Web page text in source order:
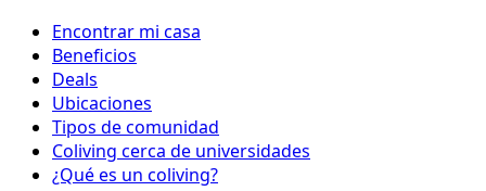
Encontrar mi casa
Beneficios
Deals
Ubicaciones
Tipos de comunidad
Coliving cerca de universidades
¿Qué es un coliving?